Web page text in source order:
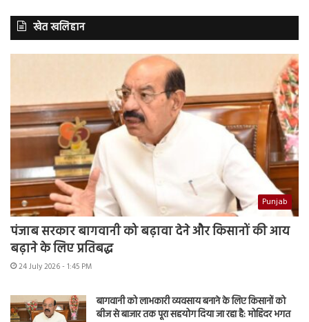
खेत खलिहान
Punjab
पंजाब सरकार बागवानी को बढ़ावा देने और किसानों की आय
बढ़ाने के लिए प्रतिबद्ध
24 July 2026 - 1:45 PM
बागवानी को लाभकारी व्यवसाय बनाने के लिए किसानों को
बीज से बाजार तक पूरा सहयोग दिया जा रहा है: मोहिंदर भगत